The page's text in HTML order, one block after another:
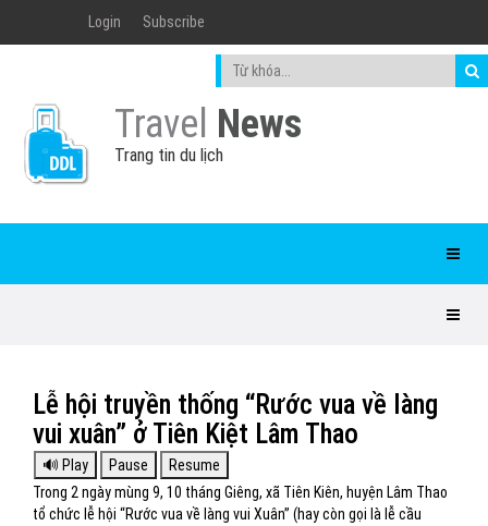
Login Subscribe
Travel News
Trang tin du lịch
Lễ hội truyền thống “Rước vua về làng
vui xuân” ở Tiên Kiệt Lâm Thao
Trong 2 ngày mùng 9, 10 tháng Giêng, xã Tiên Kiên, huyện Lâm Thao
tổ chức lễ hội “Rước vua về làng vui Xuân” (hay còn gọi là lễ cầu